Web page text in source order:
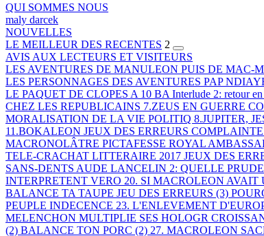
QUI SOMMES NOUS
maly darcek
NOUVELLES
LE MEILLEUR DES RECENTES 2
AVIS AUX LECTEURS ET VISITEURS
LES AVENTURES DE MANULEON PUIS DE MAC-
LES PERSONNAGES DES AVENTURES PAP
LE PAQUET DE CLOPES A 10 BA Interlude 2: retour
CHEZ LES REPUBLICAINS 7.ZEUS EN GUERRE
MORALISATION DE LA VIE POLITIQ 8.JUPITER,
11.BOKALEON JEUX DES ERREURS
MACRONOLÂTRE PICTAFESSE ROYAL
TELE-CRACHAT LITTERAIRE 2017 JEUX DES
SANS-DENTS AUDE LANCELIN 2: QUELLE PRUDE
INTERPRETENT VERO 20. SI MACROLEON AVAIT
BALANCE TA TAUPE JEU DES ERREURS (3)
PEUPLE INDECENCE 23. L'ENLEVEMENT
MELENCHON MULTIPLIE SES HOLOGR
(2) BALANCE TON PORC (2) 27. MACROLEON